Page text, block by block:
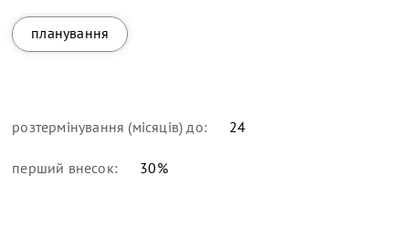
планування
розтермінування (місяців) до: 24
перший внесок: 30%